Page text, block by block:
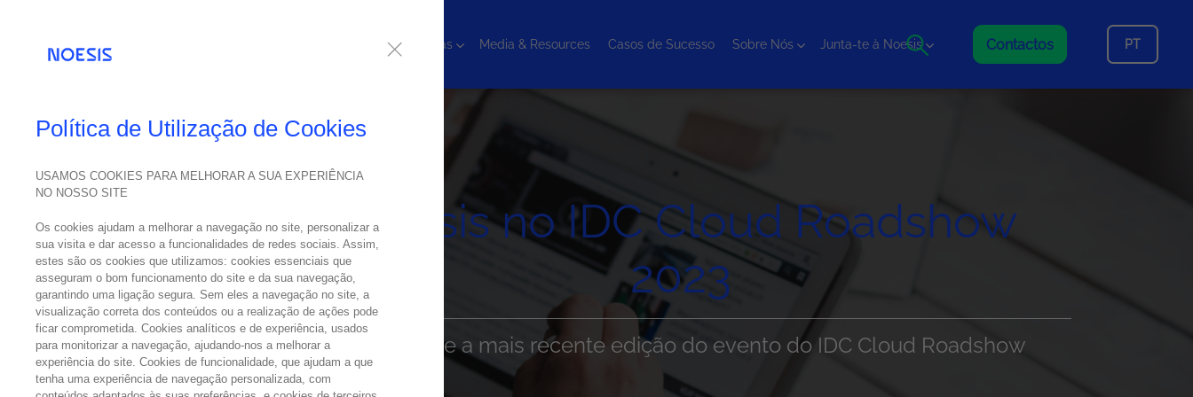
Tecnologias Media & Resources Casos de Sucesso Sobre Nós Junta-te à Noesis Contactos PT
NEWS
março
2023
Noesis no IDC Cloud Roadshow
2023
Saiba tudo sobre a mais recente edição do evento do IDC Cloud Roadshow
2023
Política de Utilização de Cookies
USAMOS COOKIES PARA MELHORAR A SUA EXPERIÊNCIA
NO NOSSO SITE
Os cookies ajudam a melhorar a navegação no site, personalizar a
sua visita e dar acesso a funcionalidades de redes sociais. Assim,
estes são os cookies que utilizamos: cookies essenciais que
asseguram o bom funcionamento do site e da sua navegação,
garantindo uma ligação segura. Sem eles a navegação no site, a
visualização correta dos conteúdos ou a realização de ações pode
ficar comprometida. Cookies analíticos e de experiência, usados
para monitorizar a navegação, ajudando-nos a melhorar a
experiência do site. Cookies de funcionalidade, que ajudam a que
tenha uma experiência de navegação personalizada, com